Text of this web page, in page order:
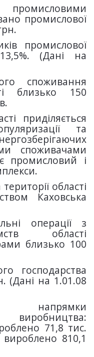
промислової
промислової
(Дані на
споживання
близько 150
приділяється
та
споживачами
промисловий і
області
Каховська
операції з
області
близько 100
господарства
(Дані на 1.01.08
напрямки
виробництва:
71,8 тис.
810,1